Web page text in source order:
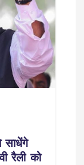
साधेंगे
रैली को